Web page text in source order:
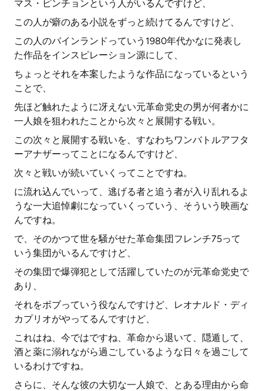
マス・ピンチョンという人がいるんですけど、
この人が癖のある小説をずっと続けてるんですけど、
この人のバインランドっていう1980年代かなに発表し
た作品をインスピレーション源にして、
ちょっとそれを本案したような作品になっているという
ことで、
先ほど触れたように冴えない元革命党史の男が何者かに
一人娘を狙われたことから次々と展開する戦い。
この次々と展開する戦いを、すなわちワンバトルアフタ
ーアナザーってことになるんですけど、
次々と戦いが続いていくってことですね。
に流れ込んでいって、逃げる者と追う者が入り乱れるよ
うな一大追悼劇になっていくっていう、そういう映画な
んですね。
で、そのかつて世を騒がせた革命集団フレンチ75って
いう集団がいるんですけど、
その集団で爆弾犯として活躍していたのが元革命党史で
あり、
それをボブっていう役なんですけど、レオナルド・ディ
カプリオがやってるんですけど、
これはね、今ではですね、革命から退いて、隠遁して、
酒と薬に溺れながら過ごしているような日々を過ごして
いるわけですね。
さらに、そんな彼の大切な一人娘で、とある理由から命